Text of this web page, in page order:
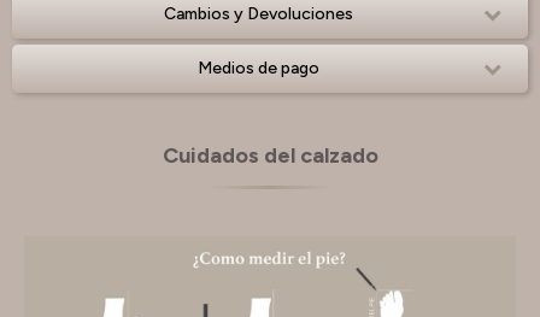
Cambios y Devoluciones
Medios de pago
Cuidados del calzado